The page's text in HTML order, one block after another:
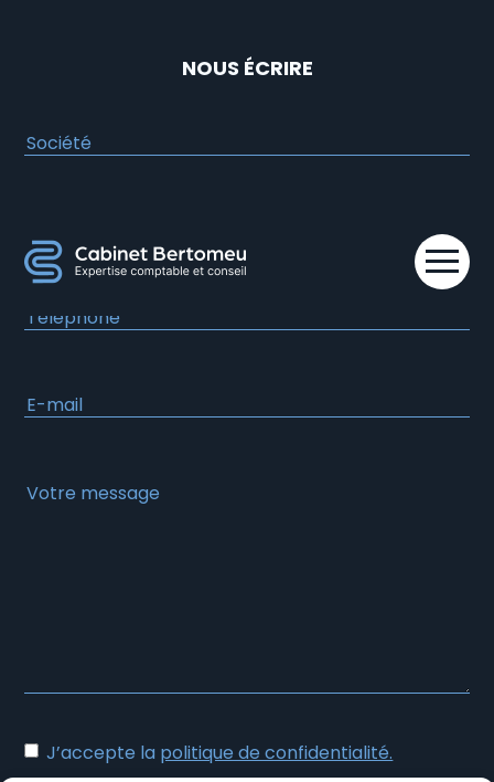
Aller
au
NOUS ÉCRIRE
J’accepte la politique de confidentialité.